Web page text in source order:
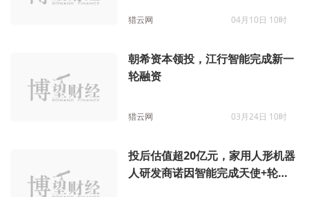
猎云网 04月10日 10时
朝希资本领投，江行智能完成新一
轮融资
猎云网 03月24日 10时
投后估值超20亿元，家用人形机器
人研发商诺因智能完成天使+轮融